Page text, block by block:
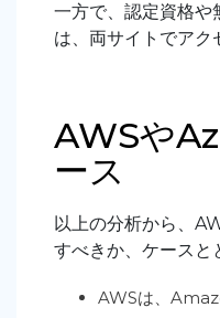
一方で、認定資格や
は、両サイトでアク
AWSや
ース
以上の分析から、
すべきか、ケースと
AWSは、